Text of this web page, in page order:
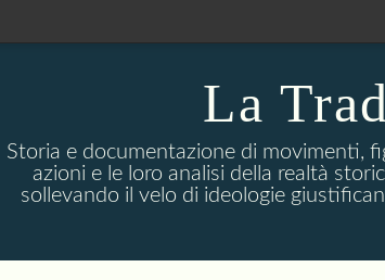
La
Storia e documentazione di movimenti,
azioni e le loro analisi della realtà
sollevando il velo di ideologie